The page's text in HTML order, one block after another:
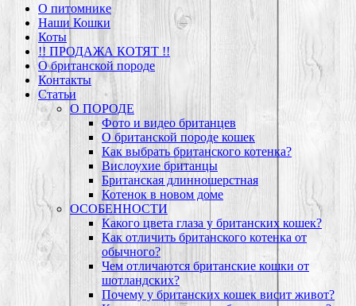
О питомнике
Наши Кошки
Коты
!! ПРОДАЖА КОТЯТ !!
О британской породе
Контакты
Статьи
О ПОРОДЕ
Фото и видео британцев
О британской породе кошек
Как выбрать британского котенка?
Вислоухие британцы
Британская длинношерстная
Котенок в новом доме
ОСОБЕННОСТИ
Какого цвета глаза у британских кошек?
Как отличить британского котенка от
обычного?
Чем отличаются британские кошки от
шотландских?
Почему у британских кошек висит живот?